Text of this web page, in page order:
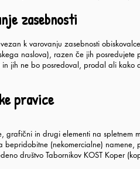
zasebnosti
k varovanju zasebnosti
naslova), razen če jih
jih ne bo posredoval, prodal ali kako
pravice
grafični in drugi elementi na spletnem
bepridobitne (nekomercialne)
društvo Tabornikov KOST Koper